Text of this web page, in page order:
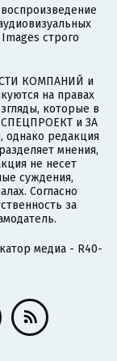
строго
КОМПАНИЙ и
на правах
которые в
СПЕЦПРОЕКТ и ЗА
редакция
мнения,
не несет
суждения,
Согласно
за
медиа - R40-